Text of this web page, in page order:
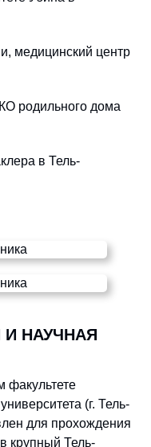
медицинский центр
родильного дома
в Тель-
НАУЧНАЯ
факультете
(г. Тель-
для прохождения
крупный Тель-